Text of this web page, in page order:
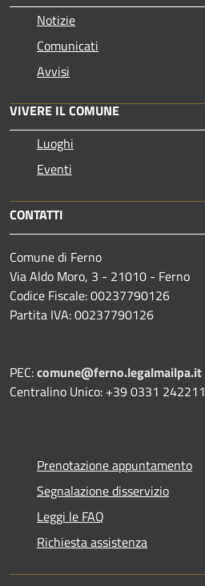
Notizie
Comunicati
Avvisi
VIVERE IL COMUNE
Luoghi
Eventi
CONTATTI
Comune di Ferno
Via Aldo Moro, 3 - 21010 - Ferno
Codice Fiscale: 00237790126
Partita IVA: 00237790126
PEC:comune@ferno.legalmailpa.it
Centralino Unico: +39 0331 242211
Prenotazione appuntamento
Segnalazione disservizio
Leggi le FAQ
Richiesta assistenza